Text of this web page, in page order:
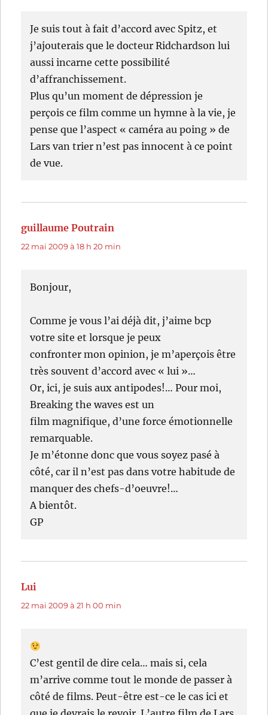
Je suis tout à fait d’accord avec Spitz, et
j’ajouterais que le docteur Ridchardson lui
aussi incarne cette possibilité
d’affranchissement.
Plus qu’un moment de dépression je
perçois ce film comme un hymne à la vie, je
pense que l’aspect « caméra au poing » de
Lars van trier n’est pas innocent à ce point
de vue.
guillaume Poutrain
22 mai 2009 à 18 h 20 min
Bonjour,
Comme je vous l’ai déjà dit, j’aime bcp
votre site et lorsque je peux
confronter mon opinion, je m’aperçois être
très souvent d’accord avec « lui »…
Or, ici, je suis aux antipodes!… Pour moi,
Breaking the waves est un
film magnifique, d’une force émotionnelle
remarquable.
Je m’étonne donc que vous soyez pasé à
côté, car il n’est pas dans votre habitude de
manquer des chefs-d’oeuvre!…
A bientôt.
GP
Lui
22 mai 2009 à 21 h 00 min
C’est gentil de dire cela… mais si, cela
m’arrive comme tout le monde de passer à
côté de films. Peut-être est-ce le cas ici et